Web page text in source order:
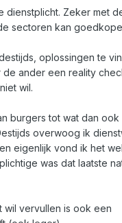
dienstplicht. Zeker met
sectoren kan
oplossingen te
ander een reality
wil.
burgers tot wat dan ook
overwoog ik
eigenlijk vond ik het
was dat laatste
wil vervullen is ook een